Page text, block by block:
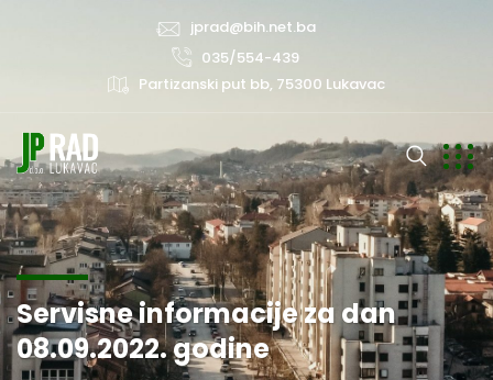
jprad@bih.net.ba
035/554-439
Partizanski put bb, 75300 Lukavac
Servisne informacije za dan
08.09.2022. godine